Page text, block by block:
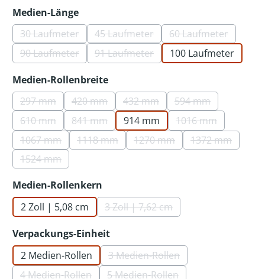
Medien-Längeauswählen
30 Laufmeter(Diese Option ist zurzeit nicht verfügbar.)
45 Laufmeter(Diese Option ist zurzeit nicht
60 Laufmeter
(Diese Option
90 Laufmeter(Diese Option ist zurzeit nicht verfügbar.)
91 Laufmeter(Diese Option ist zurzeit nicht
100 Laufmeter
Medien-Rollenbreiteauswählen
297 mm(Diese Option ist zurzeit nicht verfügbar.)
420 mm(Diese Option ist zurzeit nicht verfügbar.)
432 mm(Diese Option ist zurzeit nicht
594 mm(Diese Option ist
610 mm(Diese Option ist zurzeit nicht verfügbar.)
841 mm(Diese Option ist zurzeit nicht verfügbar.)
914 mm 1016 mm(Diese Option
1067 mm(Diese Option ist zurzeit nicht verfügbar.)
1118 mm(Diese Option ist zurzeit nicht verfügbar.)
1270 mm(Diese Option ist zurzeit
1372 mm
(Diese
1524 mm(Diese Option ist zurzeit nicht verfügbar.)
Medien-Rollenkern
2 Zoll | 5,08 cm
3 Zoll | 7,62 cm(Diese Option ist zurzeit nicht
Verpackungs-Einheitauswählen
2 Medien-Rollen
3 Medien-Rollen(Diese Option ist zurzeit nicht
4 Medien-Rollen 5 Medien-Rollen